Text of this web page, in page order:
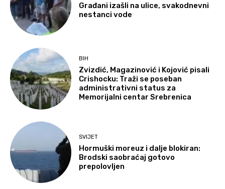
Građani izašli na ulice, svakodnevni
nestanci vode
BIH
Zvizdić, Magazinović i Kojović pisali
Crishocku: Traži se poseban
administrativni status za
Memorijalni centar Srebrenica
SVIJET
Hormuški moreuz i dalje blokiran:
Brodski saobraćaj gotovo
prepolovljen